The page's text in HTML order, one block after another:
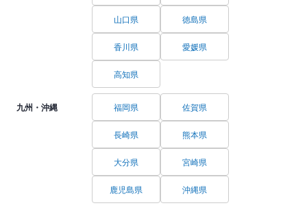
山口県 徳島県
香川県 愛媛県
高知県
九州・沖縄 福岡県 佐賀県
長崎県 熊本県
大分県 宮崎県
鹿児島県 沖縄県